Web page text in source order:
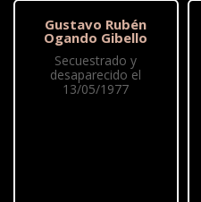
Gustavo Rubén
Ogando Gibello
Secuestrado y
desaparecido el
13/05/1977